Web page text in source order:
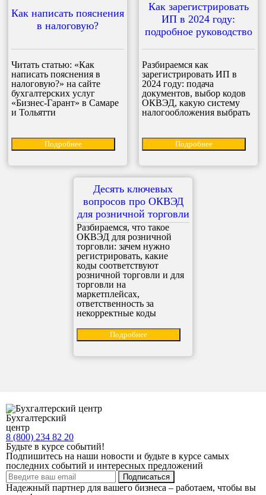
Как написать пояснения
в налоговую?
Читать статью: «Как
написать пояснения в
налоговую?» на сайте
бухгалтерских услуг
«Бизнес-Гарант» в Самаре
и Тольятти
Подробнее
Как зарегистрировать
ИП в 2024 году:
подробное руководство
Разбираемся как
зарегистрировать ИП в
2024 году: подача
документов, выбор кодов
ОКВЭД, какую систему
налогообложения выбрать
Подробнее
Десять ключевых
вопросов про ОКВЭД
для розничной торговли
Разбираемся, что такое
ОКВЭД для розничной
торговли: зачем нужно
регистрировать, какие
коды соответствуют
розничной торговли и для
торговли на
маркетплейсах,
ответственность за
некорректные коды
Подробнее
Бухгалтерский
центр
8 (800) 234 82 20
Будьте в курсе событий!
Подпишитесь на наши новости и будьте в курсе самых
последних событий и интересных предложений
Надежный партнер для вашего бизнеса – работаем, чтобы вы